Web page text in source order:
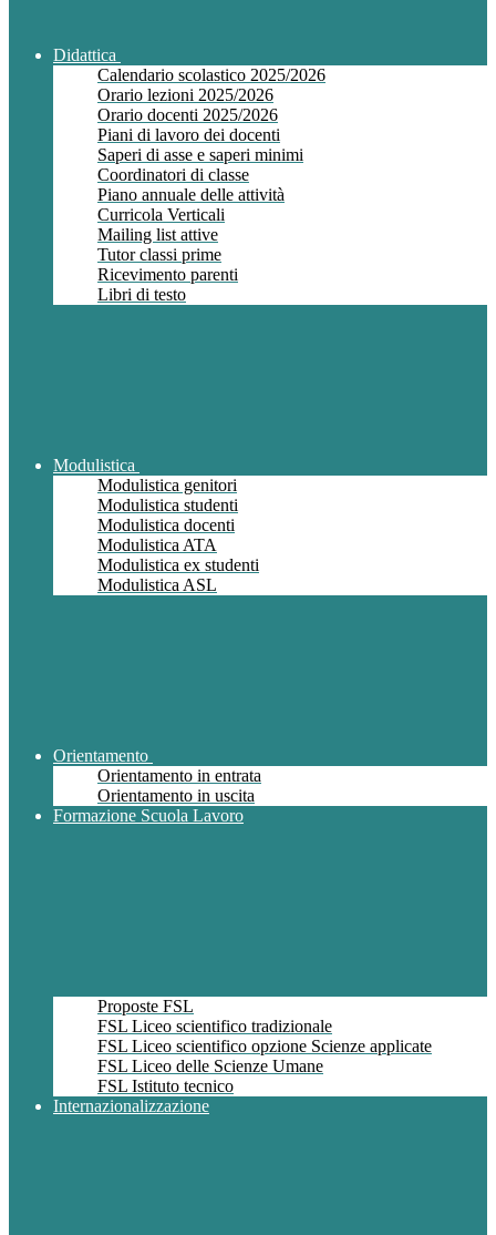
Didattica
Calendario scolastico 2025/2026
Orario lezioni 2025/2026
Orario docenti 2025/2026
Piani di lavoro dei docenti
Saperi di asse e saperi minimi
Coordinatori di classe
Piano annuale delle attività
Curricola Verticali
Mailing list attive
Tutor classi prime
Ricevimento parenti
Libri di testo
Modulistica
Modulistica genitori
Modulistica studenti
Modulistica docenti
Modulistica ATA
Modulistica ex studenti
Modulistica ASL
Orientamento
Orientamento in entrata
Orientamento in uscita
Formazione Scuola Lavoro
Proposte FSL
FSL Liceo scientifico tradizionale
FSL Liceo scientifico opzione Scienze applicate
FSL Liceo delle Scienze Umane
FSL Istituto tecnico
Internazionalizzazione